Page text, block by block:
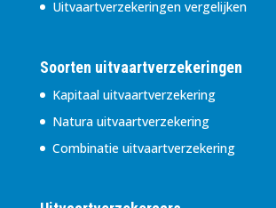
Uitvaartverzekeringen vergelijken
Soorten uitvaartverzekeringen
Kapitaal uitvaartverzekering
Natura uitvaartverzekering
Combinatie uitvaartverzekering